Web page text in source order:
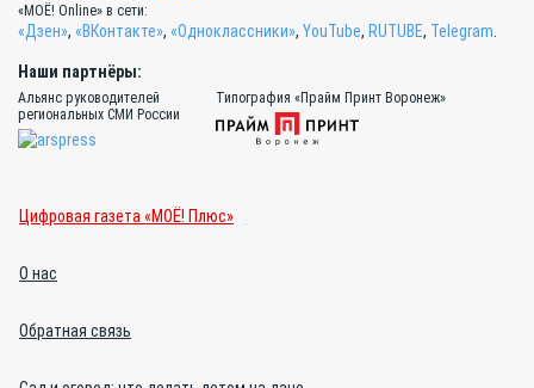
«МОЁ! Online» в сети:
«Дзен», «ВКонтакте», «Одноклассники», YouTube, RUTUBE, Telegram
Наши партнёры:
Альянс руководителей
региональных СМИ России
Типография «Прайм Принт Воронеж»
Цифровая газета «МОЁ! Плюс»
О нас
Обратная связь